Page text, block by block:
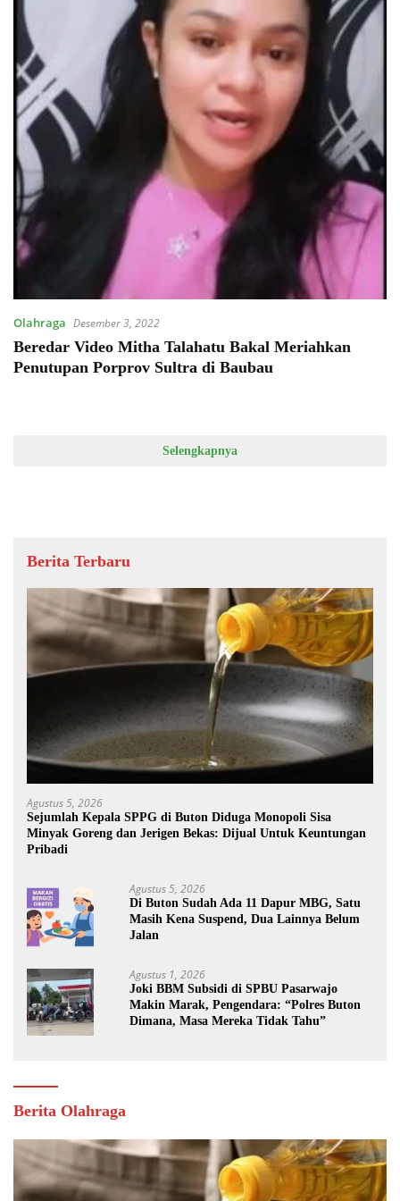
Olahraga Desember 3, 2022
Beredar Video Mitha Talahatu Bakal Meriahkan
Penutupan Porprov Sultra di Baubau
Selengkapnya
Berita Terbaru
Agustus 5, 2026
Sejumlah Kepala SPPG di Buton Diduga Monopoli Sisa
Minyak Goreng dan Jerigen Bekas: Dijual Untuk Keuntungan
Pribadi
Agustus 5, 2026
Di Buton Sudah Ada 11 Dapur MBG, Satu
Masih Kena Suspend, Dua Lainnya Belum
Jalan
Agustus 1, 2026
Joki BBM Subsidi di SPBU Pasarwajo
Makin Marak, Pengendara: “Polres Buton
Dimana, Masa Mereka Tidak Tahu”
Berita Olahraga